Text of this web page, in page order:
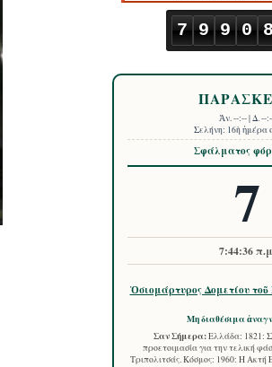
7 9 9 0
Ἀν.--:--| Δ.--
Σελήνη: 16ὴ ἡμέρα
Σφάλματος
7
7:44:37
Ὁσιομάρτυρος Δομετίου
Μη διαθέσιμα
Σαν Σήμερα:Ελλάδα: 1821:
προετοιμασία για την τελική
Τριπολιτσάς. Κόσμος: 1960: Η Ακτή